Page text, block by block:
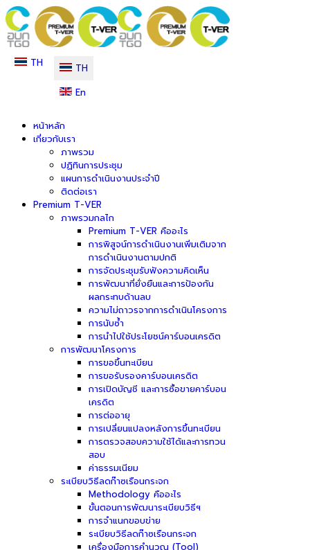
TH
TH
En
หน้าหลัก
เกี่ยวกับเรา
ภาพรวม
ปฏิทินการประชุม
แผนการดำเนินงานประจำปี
ติดต่อเรา
Premium T-VER
ภาพรวมกลไก
Premium T-VER คืออะไร
การพิสูจน์การดำเนินงานเพิ่มเติมจาก
การดำเนินงานตามปกติ
การจัดประชุมรับฟังความคิดเห็น
การพัฒนาที่ยั่งยืนและการป้องกัน
ผลกระทบด้านลบ
ความไม่ถาวรจากการดำเนินโครงการ
การนับซ้ำ
การนำไปใช้ประโยชน์คาร์บอนเครดิต
การพัฒนาโครงการ
การขอขึ้นทะเบียน
การขอรับรองคาร์บอนเครดิต
การเปิดบัญชี และการซื้อขายคาร์บอน
เครดิต
การต่ออายุ
การเปลี่ยนแปลงหลังการขึ้นทะเบียน
การตรวจสอบความใช้ได้และการทวน
สอบ
ค่าธรรมเนียม
ระเบียบวิธีลดก๊าซเรือนกระจก
Methodology คืออะไร
ขั้นตอนการพัฒนาระเบียบวิธีฯ
การจำแนกขอบข่าย
ระเบียบวิธีลดก๊าซเรือนกระจก
เครื่องมือการคำนวณ (Tool)